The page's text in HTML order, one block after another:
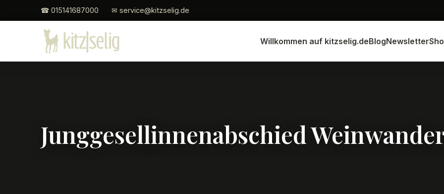
☎ 015141687000 ✉ service@kitzselig.de
Willkommen auf kitzselig.deBlogNewsletter
Junggesellinnenabschied